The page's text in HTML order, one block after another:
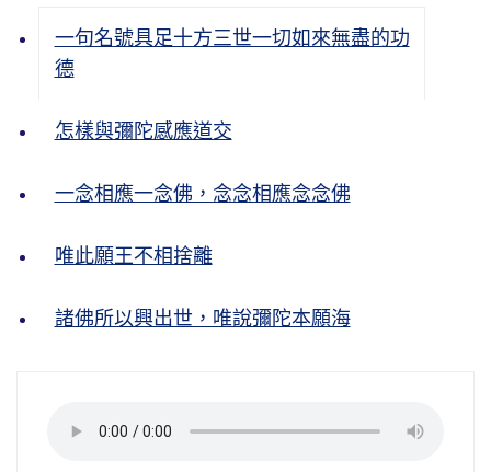
一句名號具足十方三世一切如來無盡的功
德
怎樣與彌陀感應道交
一念相應一念佛，念念相應念念佛
唯此願王不相捨離
諸佛所以興出世，唯說彌陀本願海